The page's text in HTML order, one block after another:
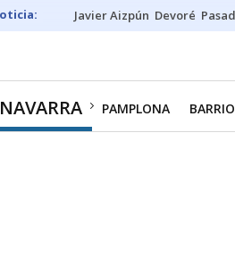
Javier Aizpún Devoré
NAVARRA PAMPLONA